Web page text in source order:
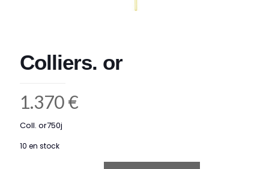
Colliers. or
1.370€
Coll. or750j
10 en stock